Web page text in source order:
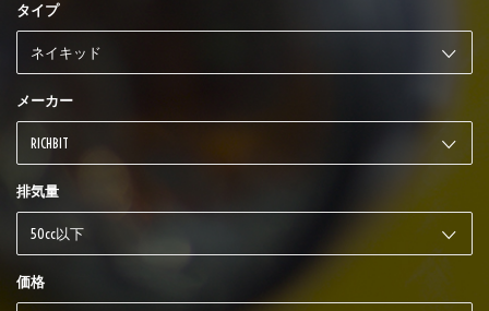
タイプ
メーカー
排気量
価格